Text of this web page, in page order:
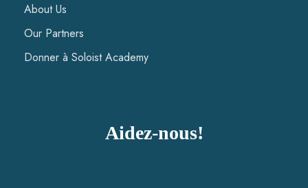
About Us
Our Partners
Donner à Soloist Academy
Aidez-nous!